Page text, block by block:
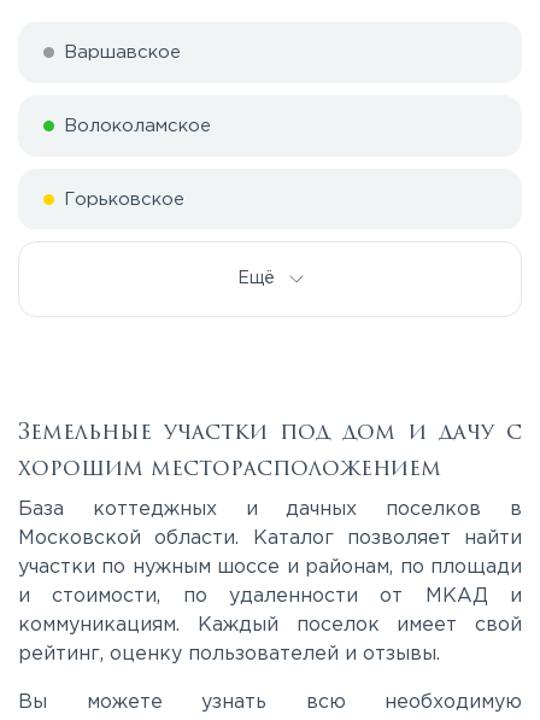
Варшавское
Волоколамское
Горьковское
Киевское
Ещё
Земельные участки под дом и дачу с
хорошим месторасположением
База коттеджных и дачных поселков в
Московской области. Каталог позволяет найти
участки по нужным шоссе и районам, по площади
и стоимости, по удаленности от МКАД и
коммуникациям. Каждый поселок имеет свой
рейтинг, оценку пользователей и отзывы.
Вы можете узнать всю необходимую